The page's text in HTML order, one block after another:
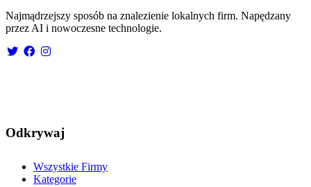
Najmądrzejszy sposób na znalezienie lokalnych firm. Napędzany
przez AI i nowoczesne technologie.
Odkrywaj
Wszystkie Firmy
Kategorie